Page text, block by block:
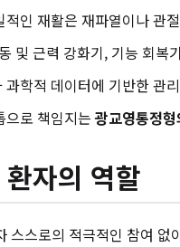
인 재활은 재파열이나 관
및 근력 강화기, 기능 회
학적 데이터에 기반한 관
으로 책임지는광교영통정형
자의 역할
스로의 적극적인 참여